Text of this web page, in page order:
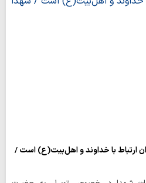
ارتباط با خداوند و اهل‌بیت(ع) است /